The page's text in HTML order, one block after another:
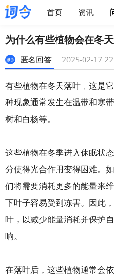
首页 资讯
为什么有些植物会在冬
匿名回答 2025-02-17
有些植物在冬天落叶，这是
种现象通常发生在温带和寒
树和白杨等。
这些植物在冬季进入休眠状
分使得光合作用变得困难。
们将需要消耗更多的能量来
下叶子容易受到冻害。因此
叶，以减少能量消耗并保护
响。
在落叶后，这些植物通常会